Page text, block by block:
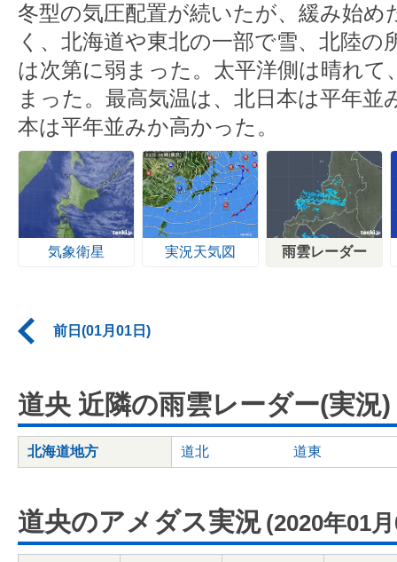
冬型の気圧配置が続いたが、緩み始め
く、北海道や東北の一部で雪、北陸の
は次第に弱まった。太平洋側は晴れて
まった。最高気温は、北日本は平年並
本は平年並みか高かった。
気象衛星 実況天気図 雨雲レーダー
前日(01月01日)
道央 近隣の雨雲レーダー(実況)
北海道地方 道北 道東
道央のアメダス実況 (2020年01